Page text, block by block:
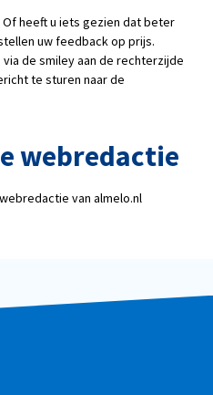
heeft u iets gezien dat beter
uw feedback op prijs.
de smiley aan de rechterzijde
te sturen naar de
webredactie
van almelo.nl